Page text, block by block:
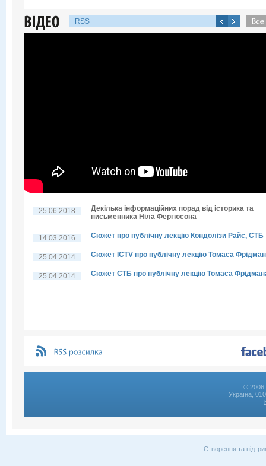
RSS
25.06.2018
Декілька інформаційних порад від історика та
письменника Ніла Фергюсона
14.03.2016 Сюжет про публічну лекцію Кондолізи Райс, СТБ
25.04.2014 Сюжет ICTV про публічну лекцію Томаса
25.04.2014 Сюжет СТБ про публічну лекцію Томаса
© 2006
Україна,
Створення та